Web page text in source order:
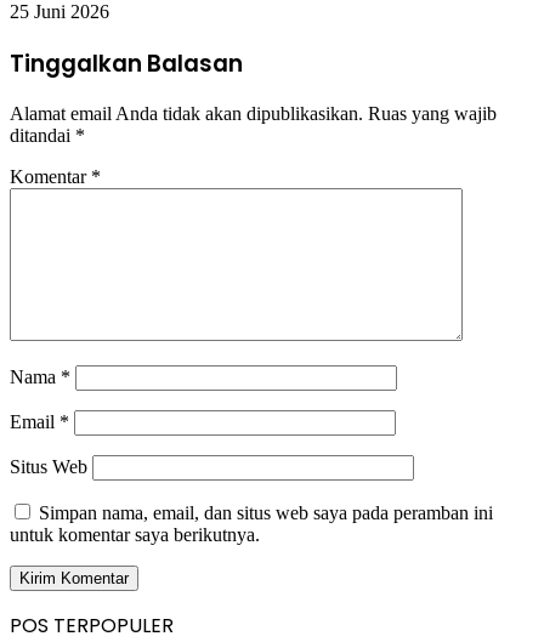
25 Juni 2026
Tinggalkan Balasan
Alamat email Anda tidak akan dipublikasikan. Ruas yang wajib
ditandai *
Komentar *
Nama *
Email *
Situs Web
Simpan nama, email, dan situs web saya pada peramban ini
untuk komentar saya berikutnya.
POS TERPOPULER